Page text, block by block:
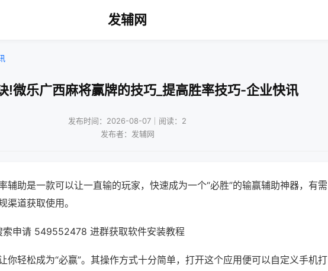
发辅网
!微乐广西麻将赢牌的技巧_提高胜率技巧-企业快讯
发布时间：2026-08-07｜阅读：2
发布者：发辅网
辅助是一款可以让一直输的玩家，快速成为一个“必胜”的输赢辅助神器，有需
渠道获取使用。
索申请 549552478 进群获取软件安装教程
你轻松成为“必赢”。其操作方式十分简单，打开这个应用便可以自定义手机打